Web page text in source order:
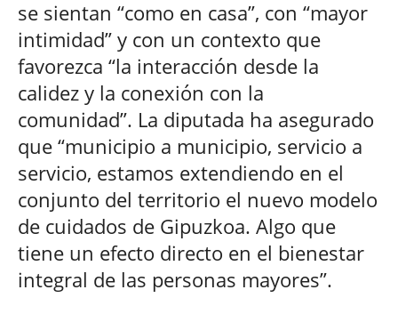
se sientan “como en casa”, con “mayor
intimidad” y con un contexto que
favorezca “la interacción desde la
calidez y la conexión con la
comunidad”. La diputada ha asegurado
que “municipio a municipio, servicio a
servicio, estamos extendiendo en el
conjunto del territorio el nuevo modelo
de cuidados de Gipuzkoa. Algo que
tiene un efecto directo en el bienestar
integral de las personas mayores”.